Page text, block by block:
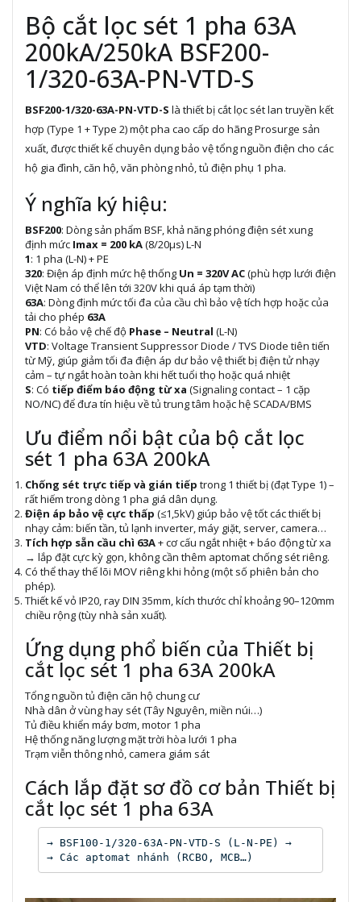
Bộ cắt lọc sét 1 pha 63A
200kA/250kA BSF200-
1/320-63A-PN-VTD-S
BSF200-1/320-63A-PN-VTD-S là thiết bị cắt lọc sét lan truyền kết
hợp (Type 1 + Type 2) một pha cao cấp do hãng Prosurge sản
xuất, được thiết kế chuyên dụng bảo vệ tổng nguồn điện cho các
hộ gia đình, căn hộ, văn phòng nhỏ, tủ điện phụ 1 pha.
Ý nghĩa ký hiệu:
BSF200: Dòng sản phẩm BSF, khả năng phóng điện sét xung
định mức Imax = 200 kA(8/20µs) L-N
1: 1 pha (L-N) + PE
320: Điện áp định mức hệ thống Un = 320V AC(phù hợp lưới điện
Việt Nam có thể lên tới 320V khi quá áp tạm thời)
63A: Dòng định mức tối đa của cầu chì bảo vệ tích hợp hoặc của
tải cho phép 63A
PN: Có bảo vệ chế độ Phase – Neutral (L-N)
VTD: Voltage Transient Suppressor Diode / TVS Diode tiên tiến
từ Mỹ, giúp giảm tối đa điện áp dư bảo vệ thiết bị điện tử nhạy
cảm – tự ngắt hoàn toàn khi hết tuổi thọ hoặc quá nhiệt
S: Có tiếp điểm báo động từ xa (Signaling contact – 1 cặp
NO/NC) để đưa tín hiệu về tủ trung tâm hoặc hệ SCADA/BMS
Ưu điểm nổi bật của bộ cắt lọc
sét 1 pha 63A 200kA
Chống sét trực tiếp và gián tiếp trong 1 thiết bị (đạt Type 1) –
rất hiếm trong dòng 1 pha giá dân dụng.
Điện áp bảo vệ cực thấp (≤1,5kV) giúp bảo vệ tốt các thiết bị
nhạy cảm: biến tần, tủ lạnh inverter, máy giặt, server, camera…
Tích hợp sẵn cầu chì 63A+ cơ cấu ngắt nhiệt + báo động từ xa
→ lắp đặt cực kỳ gọn, không cần thêm aptomat chống sét riêng.
Có thể thay thế lõi MOV riêng khi hỏng (một số phiên bản cho
phép).
Thiết kế vỏ IP20, ray DIN 35mm, kích thước chỉ khoảng 90–120mm
chiều rộng (tùy nhà sản xuất).
Ứng dụng phổ biến của Thiết bị
cắt lọc sét 1 pha 63A 200kA
Tổng nguồn tủ điện căn hộ chung cư
Nhà dân ở vùng hay sét (Tây Nguyên, miền núi…)
Tủ điều khiển máy bơm, motor 1 pha
Hệ thống năng lượng mặt trời hòa lưới 1 pha
Trạm viễn thông nhỏ, camera giám sát
Cách lắp đặt sơ đồ cơ bản Thiết bị
cắt lọc sét 1 pha 63A
→ BSF100-1/320-63A-PN-VTD-S (L-N-PE) →
→ Các aptomat nhánh (RCBO, MCB…)